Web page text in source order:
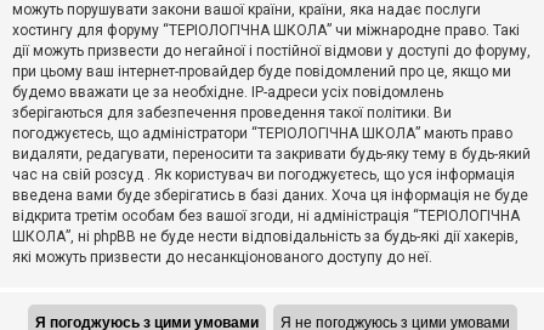
П
о
ш
у
Д
о
п
о
м
можуть порушувати закони вашої країни, країни, яка надає послуги
хостингу для форуму “ТЕРІОЛОГІЧНА ШКОЛА” чи міжнародне право. Такі
дії можуть призвести до негайної і постійної відмови у доступі до форуму,
при цьому ваш інтернет-провайдер буде повідомлений про це, якщо ми
будемо вважати це за необхідне. IP-адреси усіх повідомлень
зберігаються для забезпечення проведення такої політики. Ви
погоджуєтесь, що адміністратори “ТЕРІОЛОГІЧНА ШКОЛА” мають право
видаляти, редагувати, переносити та закривати будь-яку тему в будь-який
час на свій розсуд . Як користувач ви погоджуєтесь, що уся інформація
введена вами буде зберігатись в базі даних. Хоча ця інформація не буде
відкрита третім особам без вашої згоди, ні адміністрація “ТЕРІОЛОГІЧНА
ШКОЛА”, ні phpBB не буде нести відповідальність за будь-які дії хакерів,
які можуть призвести до несанкціонованого доступу до неї.